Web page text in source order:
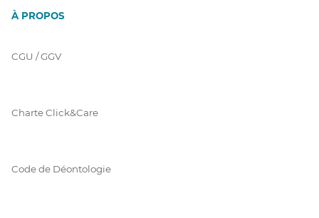
À PROPOS
CGU / GGV
Charte Click&Care
Code de Déontologie